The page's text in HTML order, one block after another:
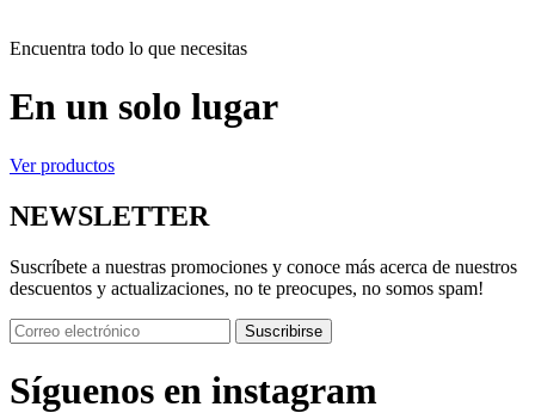
Encuentra todo lo que necesitas
En un solo lugar
Ver productos
NEWSLETTER
Suscríbete a nuestras promociones y conoce más acerca de nuestros
descuentos y actualizaciones, no te preocupes, no somos spam!
Suscribirse
Síguenos en instagram